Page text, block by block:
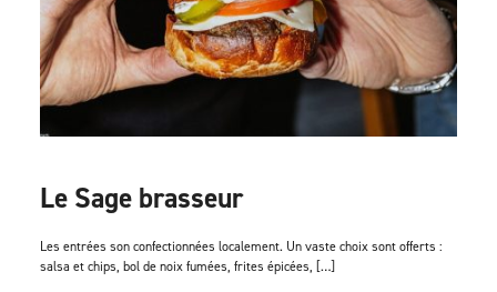
Le Sage brasseur
Les entrées son confectionnées localement. Un vaste choix sont offerts :
salsa et chips, bol de noix fumées, frites épicées, […]